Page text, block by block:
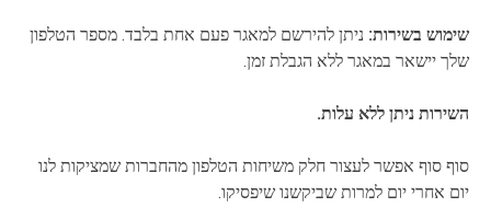
שימוש בשירות: ניתן להירשם למאגר פעם אחת בלבד. מספר הטלפון
שלך יישאר במאגר ללא הגבלת זמן.
השירות ניתן ללא עלות.
סוף סוף אפשר לעצור חלק משיחות הטלפון מהחברות שמציקות לנו
יום אחרי יום למרות שביקשנו שיפסיקו.